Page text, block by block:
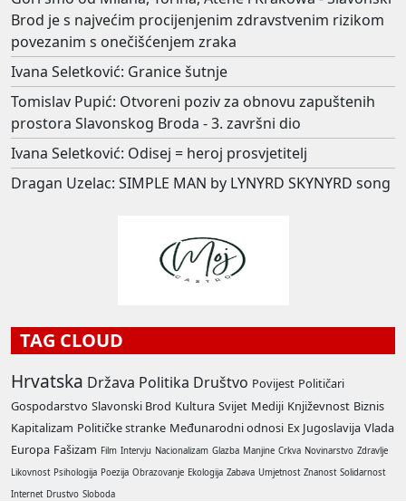
Brod je s najvećim procijenjenim zdravstvenim rizikom
povezanim s onečišćenjem zraka
Ivana Seletković: Granice šutnje
Tomislav Pupić: Otvoreni poziv za obnovu zapuštenih
prostora Slavonskog Broda - 3. završni dio
Ivana Seletković: Odisej = heroj prosvjetitelj
Dragan Uzelac: SIMPLE MAN by LYNYRD SKYNYRD song
TAG CLOUD
Hrvatska Država Politika Društvo Povijest Političari
Gospodarstvo Slavonski Brod Kultura Svijet Mediji Književnost Biznis
Kapitalizam Političke stranke Međunarodni odnosi Ex Jugoslavija Vlada
Europa Fašizam Film Intervju Nacionalizam Glazba Manjine Crkva Novinarstvo Zdravlje
Likovnost Psihologija Poezija Obrazovanje Ekologija Zabava Umjetnost Znanost Solidarnost
Internet Drustvo Sloboda